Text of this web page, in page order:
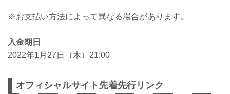
※お支払い方法によって異なる場合があります。
入金期日
2022年1月27日（木）21:00
オフィシャルサイト先着先行リンク